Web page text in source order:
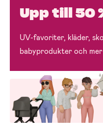
Upp till 50
UV-favoriter, kläder,
babyprodukter och